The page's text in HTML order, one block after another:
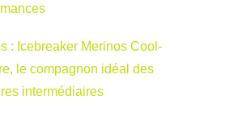
: Icebreaker Merinos Cool-
le compagnon idéal des
intermédiaires